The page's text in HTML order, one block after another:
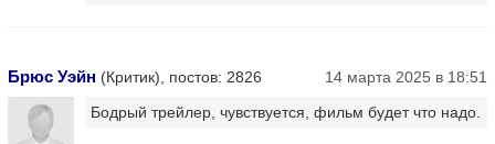
Брюс Уэйн (Критик), постов: 2826 14 марта 2025 в 18:51
Бодрый трейлер, чувствуется, фильм будет что надо.